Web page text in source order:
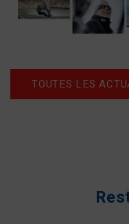
TOUTES LES